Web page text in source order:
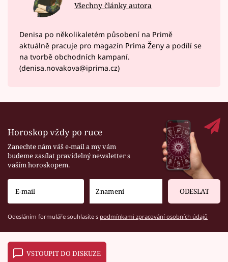
Všechny články autora
Denisa po několikaletém působení na Primě
aktuálně pracuje pro magazín Prima Ženy a podílí se
na tvorbě obchodních kampaní.
(denisa.novakova@iprima.cz)
Horoskop vždy po ruce
Zanechte nám váš e-mail a my vám
budeme zasílat pravidelný newsletter s
vaším horoskopem.
ODESLAT
Odesláním formuláře souhlasíte s podmínkami zpracování osobních údajů
VSTOUPIT DO DISKUZE